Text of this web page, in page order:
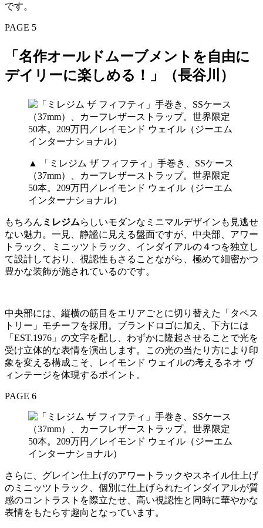
です。
PAGE 5
「名作オールドムーブメントを自由に
デイリーに楽しめる！」（長谷川）
▲ 「ミレジム ザ フィフティ」手巻き、SSケース
（37mm）、カーフレザーストラップ。世界限定
50本。209万円／レイモンド ウェイル（ジーエム
インターナショナル）
もちろん ミレジムらしいモダンなミニマルデザインも見逃せ
ない魅力。一見、静謐に見える盤面ですが、中央部、アワー
トラック、ミニッツトラック、インダイアルの４つを独立し
て設計しており、視認性もさることながら、極めて細密かつ
豊かな装飾が施されているのです。
中央部には、縦横の筋目をエリアごとに切り替えた「タペス
トリー」モチーフを採用。ブランドロゴに加え、下方には
「EST.1976」の文字を配し、わずかに隆起させることで光を
受け立体的な表情を演出します。この光の当たり方により印
象を変える構成こそ、レイモンド ウェイルの考えるネオ ヴ
ィンテージを体現するポイント。
PAGE 6
さらに、グレイン仕上げのアワートラックやスネイル仕上げ
のミニッツトラック、個別に仕上げられたインダイアルが質
感のコントラストを際立たせ、高い視認性と同時に華やかな
表情をもたらす趣向となっています。